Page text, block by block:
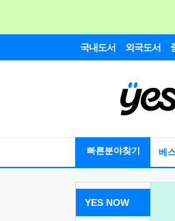
국내도서 외국도서
빠른분야찾기 베
YES NOW